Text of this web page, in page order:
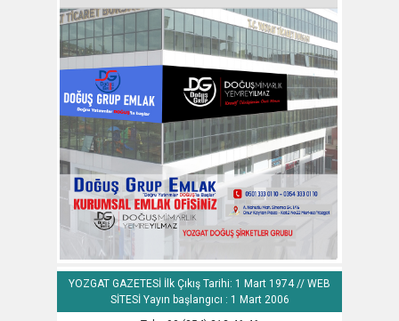
YOZGAT GAZETESİ İlk Çıkış Tarihi: 1 Mart 1974 // WEB
SİTESİ Yayın başlangıcı : 1 Mart 2006